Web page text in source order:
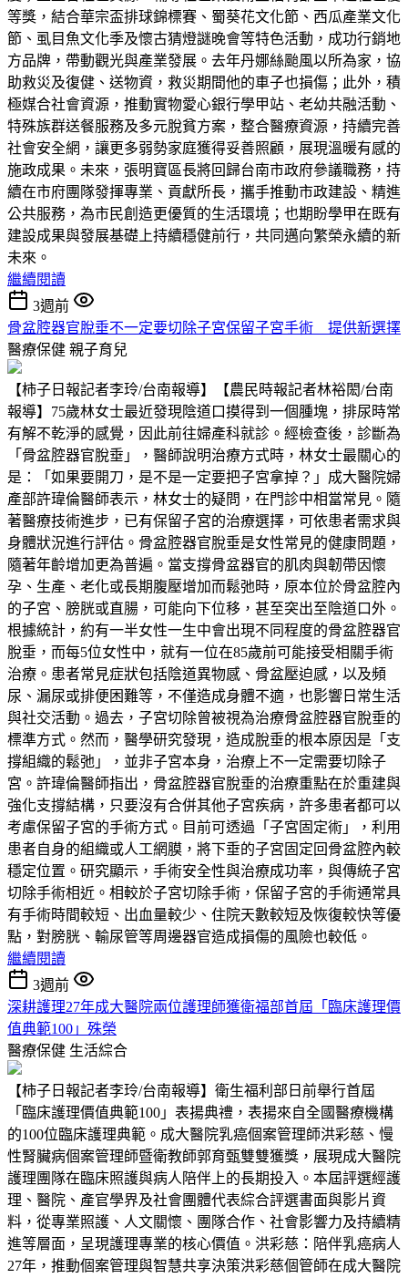
等獎，結合華宗盃排球錦標賽、蜀葵花文化節、西瓜產業文化
節、虱目魚文化季及懷古猜燈謎晚會等特色活動，成功行銷地
方品牌，帶動觀光與產業發展。去年丹娜絲颱風以所為家，協
助救災及復健、送物資，救災期間他的車子也損傷；此外，積
極媒合社會資源，推動實物愛心銀行學甲站、老幼共融活動、
特殊族群送餐服務及多元脫貧方案，整合醫療資源，持續完善
社會安全網，讓更多弱勢家庭獲得妥善照顧，展現溫暖有感的
施政成果。未來，張明寶區長將回歸台南市政府參議職務，持
續在市府團隊發揮專業、貢獻所長，攜手推動市政建設、精進
公共服務，為市民創造更優質的生活環境；也期盼學甲在既有
建設成果與發展基礎上持續穩健前行，共同邁向繁榮永續的新
未來。
繼續閱讀
3週前
骨盆腔器官脫垂不一定要切除子宮保留子宮手術 提供新選擇
醫療保健 親子育兒
【柿子日報記者李玲/台南報導】【農民時報記者林裕閎/台南
報導】75歲林女士最近發現陰道口摸得到一個腫塊，排尿時常
有解不乾淨的感覺，因此前往婦產科就診。經檢查後，診斷為
「骨盆腔器官脫垂」，醫師說明治療方式時，林女士最關心的
是：「如果要開刀，是不是一定要把子宮拿掉？」成大醫院婦
產部許瑋倫醫師表示，林女士的疑問，在門診中相當常見。隨
著醫療技術進步，已有保留子宮的治療選擇，可依患者需求與
身體狀況進行評估。骨盆腔器官脫垂是女性常見的健康問題，
隨著年齡增加更為普遍。當支撐骨盆器官的肌肉與韌帶因懷
孕、生產、老化或長期腹壓增加而鬆弛時，原本位於骨盆腔內
的子宮、膀胱或直腸，可能向下位移，甚至突出至陰道口外。
根據統計，約有一半女性一生中會出現不同程度的骨盆腔器官
脫垂，而每5位女性中，就有一位在85歲前可能接受相關手術
治療。患者常見症狀包括陰道異物感、骨盆壓迫感，以及頻
尿、漏尿或排便困難等，不僅造成身體不適，也影響日常生活
與社交活動。過去，子宮切除曾被視為治療骨盆腔器官脫垂的
標準方式。然而，醫學研究發現，造成脫垂的根本原因是「支
撐組織的鬆弛」，並非子宮本身，治療上不一定需要切除子
宮。許瑋倫醫師指出，骨盆腔器官脫垂的治療重點在於重建與
強化支撐結構，只要沒有合併其他子宮疾病，許多患者都可以
考慮保留子宮的手術方式。目前可透過「子宮固定術」，利用
患者自身的組織或人工網膜，將下垂的子宮固定回骨盆腔內較
穩定位置。研究顯示，手術安全性與治療成功率，與傳統子宮
切除手術相近。相較於子宮切除手術，保留子宮的手術通常具
有手術時間較短、出血量較少、住院天數較短及恢復較快等優
點，對膀胱、輸尿管等周邊器官造成損傷的風險也較低。
繼續閱讀
3週前
深耕護理27年成大醫院兩位護理師獲衛福部首屆「臨床護理價
值典範100」殊榮
醫療保健 生活綜合
【柿子日報記者李玲/台南報導】衛生福利部日前舉行首屆
「臨床護理價值典範100」表揚典禮，表揚來自全國醫療機構
的100位臨床護理典範。成大醫院乳癌個案管理師洪彩慈、慢
性腎臟病個案管理師暨衛教師郭育甄雙雙獲獎，展現成大醫院
護理團隊在臨床照護與病人陪伴上的長期投入。本屆評選經護
理、醫院、產官學界及社會團體代表綜合評選書面與影片資
料，從專業照護、人文關懷、團隊合作、社會影響力及持續精
進等層面，呈現護理專業的核心價值。洪彩慈：陪伴乳癌病人
27年，推動個案管理與智慧共享決策洪彩慈個管師在成大醫院